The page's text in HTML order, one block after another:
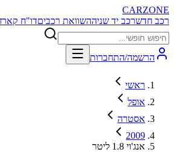
CARZONE
רכב חדשרכב יד שניההשוואת רכביםדו"ח
הרשמה/התחברות
ראשי
אופל
אסטרה
2009
אנג'וי 1.8 ליטר